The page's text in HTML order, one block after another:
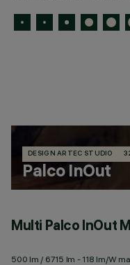
DESIGN ARTEC STUDIO
Palco InOut
Multi Palco InOut
500 lm / 6715 lm - 118 lm/W